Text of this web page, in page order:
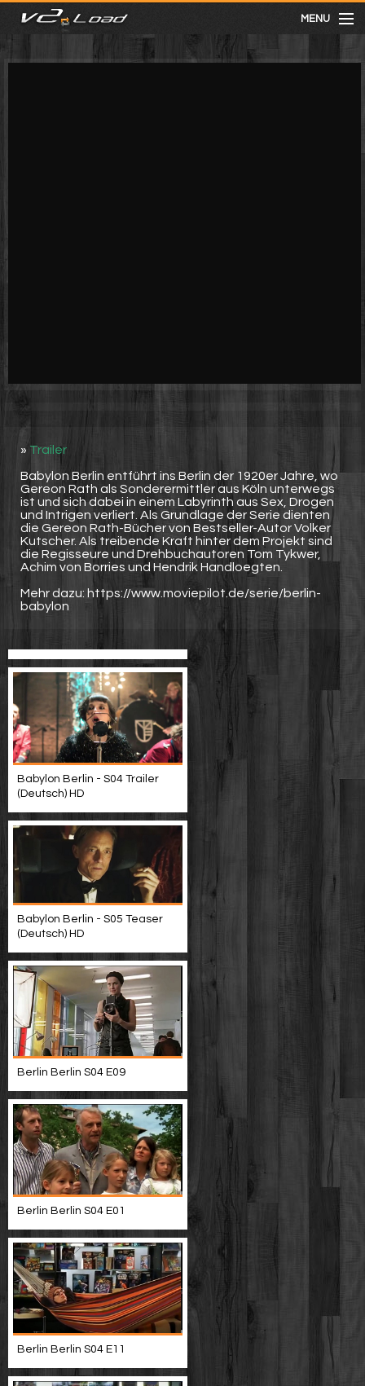
MENU
meist gesehen
» Trailer
Babylon Berlin entführt ins Berlin der 1920er Jahre, wo
Gereon Rath als Sonderermittler aus Köln unterwegs
ist und sich dabei in einem Labyrinth aus Sex, Drogen
und Intrigen verliert. Als Grundlage der Serie dienten
die Gereon Rath-Bücher von Bestseller-Autor Volker
Kutscher. Als treibende Kraft hinter dem Projekt sind
die Regisseure und Drehbuchautoren Tom Tykwer,
Achim von Borries und Hendrik Handloegten.
Mehr dazu: https://www.moviepilot.de/serie/berlin-
babylon
Babylon Berlin - S04 Trailer
(Deutsch) HD
Babylon Berlin - S05 Teaser
(Deutsch) HD
Berlin Berlin S04 E09
Berlin Berlin S04 E01
Berlin Berlin S04 E11